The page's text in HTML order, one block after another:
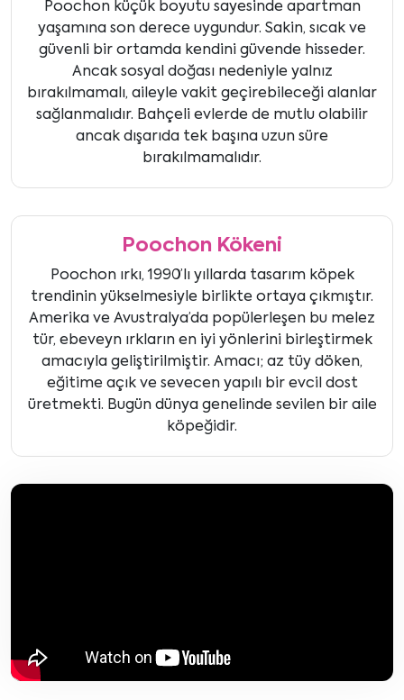
Poochon küçük boyutu sayesinde apartman
yaşamına son derece uygundur. Sakin, sıcak ve
güvenli bir ortamda kendini güvende hisseder.
Ancak sosyal doğası nedeniyle yalnız
bırakılmamalı, aileyle vakit geçirebileceği alanlar
sağlanmalıdır. Bahçeli evlerde de mutlu olabilir
ancak dışarıda tek başına uzun süre
bırakılmamalıdır.
Poochon Kökeni
Poochon ırkı, 1990’lı yıllarda tasarım köpek
trendinin yükselmesiyle birlikte ortaya çıkmıştır.
Amerika ve Avustralya’da popülerleşen bu melez
tür, ebeveyn ırkların en iyi yönlerini birleştirmek
amacıyla geliştirilmiştir. Amacı; az tüy döken,
eğitime açık ve sevecen yapılı bir evcil dost
üretmekti. Bugün dünya genelinde sevilen bir aile
köpeğidir.